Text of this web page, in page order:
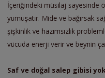
İçeriğindeki müsilaj sayesinde
yumuşatır. Mide ve bağırsak
şişkinlik ve hazımsızlık
vücuda enerji verir ve beynin
Saf ve doğal salep gibisi